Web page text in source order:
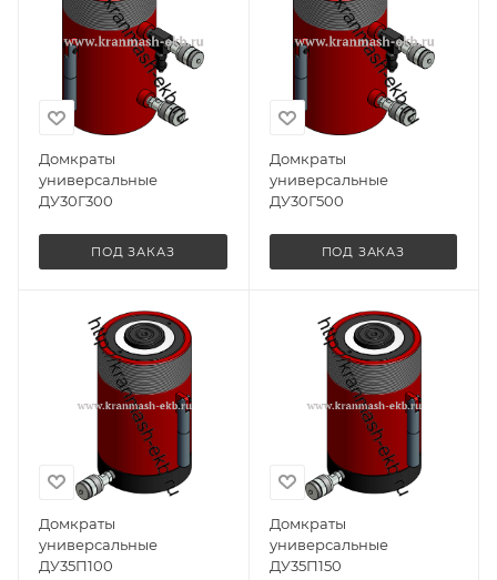
Домкраты
универсальные
ДУ30Г300
ПОД ЗАКАЗ
Домкраты
универсальные
ДУ30Г500
ПОД ЗАКАЗ
Домкраты
универсальные
ДУ35П100
Домкраты
универсальные
ДУ35П150